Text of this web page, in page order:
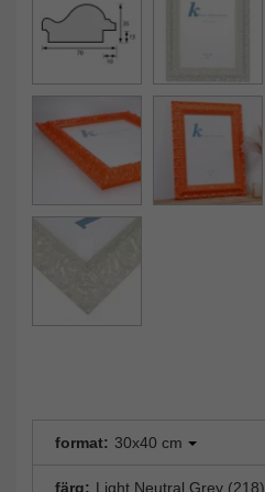
format: 30x40 cm
färg: Light Neutral Grey (218)